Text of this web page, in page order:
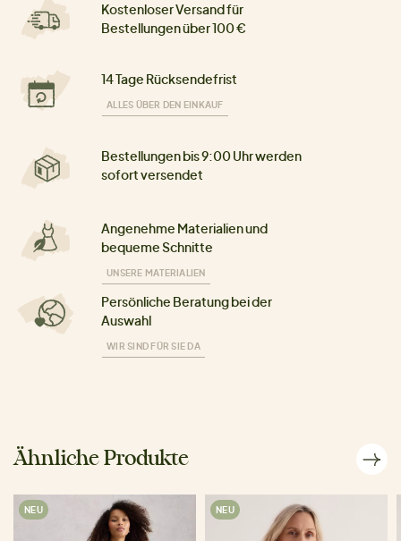
Kostenloser Versand für
Bestellungen über 100 €
14 Tage Rücksendefrist
ALLES ÜBER DEN EINKAUF
Bestellungen bis 9:00 Uhr werden
sofort versendet
Angenehme Materialien und
bequeme Schnitte
UNSERE MATERIALIEN
Persönliche Beratung bei der
Auswahl
WIR SIND FÜR SIE DA
Ähnliche Produkte
NEU NEU